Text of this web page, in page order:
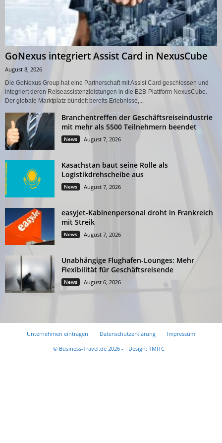
GoNexus integriert Assist Card in NexusCube
August 8, 2026
Die GoNexus Group hat eine Partnerschaft mit Assist Card geschlossen und
integriert deren Reiseassistenzleistungen in die B2B-Plattform NexusCube.
Der globale Marktplatz bündelt bereits Erlebnisse,...
Branchentreffen der Geschäftsreiseindustrie
mit mehr als 5500 Teilnehmern beendet
News August 7, 2026
Kasachstan baut seine Rolle als
Logistikdrehscheibe aus
News August 7, 2026
easyJet-Kabinenpersonal droht in Frankreich
mit Streik
News August 7, 2026
Unabhängige Flughafen-Lounges: Mehr
Flexibilität für Geschäftsreisende
News August 6, 2026
Unternehmen eintragen Datenschutzerklärung
Impressum
© Business-Travel.de 2026 -
Design: TMITC